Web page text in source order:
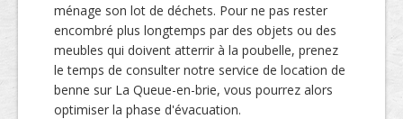
ménage son lot de déchets. Pour ne pas rester
encombré plus longtemps par des objets ou des
meubles qui doivent atterrir à la poubelle, prenez
le temps de consulter notre service de location de
benne sur La Queue-en-brie, vous pourrez alors
optimiser la phase d'évacuation.